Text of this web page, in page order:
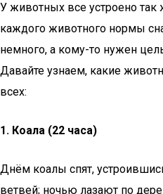
У животных все устроено
каждого животного нормы
немного, а кому-то нужен
Давайте узнаем, какие
всех:
1. Коала (22 часа)
Днём коалы спят,
ветвей; ночью лазают по